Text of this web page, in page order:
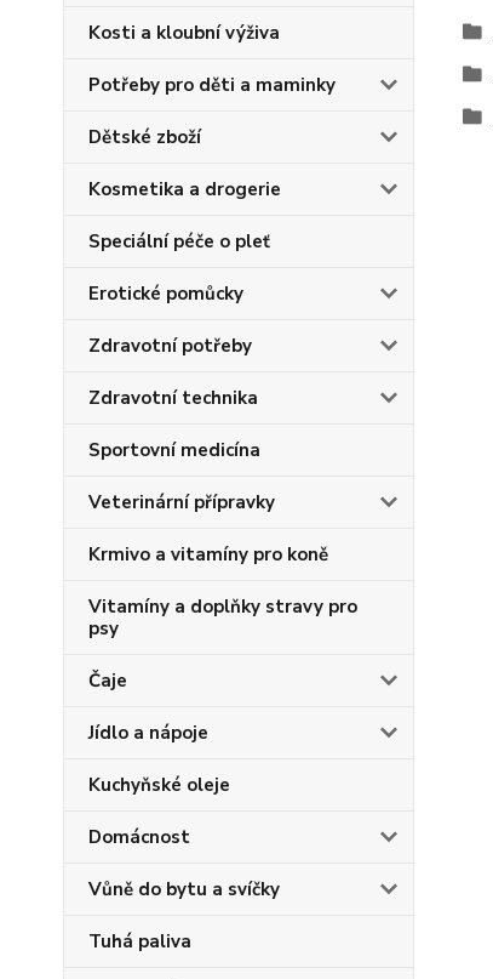
Kosti a kloubní výživa
Potřeby pro děti a maminky
Dětské zboží
Kosmetika a drogerie
Speciální péče o pleť
Erotické pomůcky
Zdravotní potřeby
Zdravotní technika
Sportovní medicína
Veterinární přípravky
Krmivo a vitamíny pro koně
Vitamíny a doplňky stravy pro
psy
Čaje
Jídlo a nápoje
Kuchyňské oleje
Domácnost
Vůně do bytu a svíčky
Tuhá paliva